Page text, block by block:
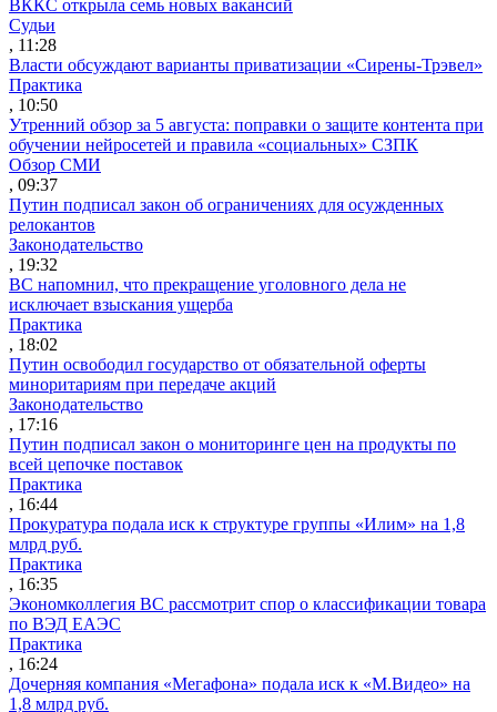
ВККС открыла семь новых вакансий
Судьи
, 11:28
Власти обсуждают варианты приватизации «Сирены-Трэвел»
Практика
, 10:50
Утренний обзор за 5 августа: поправки о защите контента при
обучении нейросетей и правила «социальных» СЗПК
Обзор СМИ
, 09:37
Путин подписал закон об ограничениях для осужденных
релокантов
Законодательство
, 19:32
ВС напомнил, что прекращение уголовного дела не
исключает взыскания ущерба
Практика
, 18:02
Путин освободил государство от обязательной оферты
миноритариям при передаче акций
Законодательство
, 17:16
Путин подписал закон о мониторинге цен на продукты по
всей цепочке поставок
Практика
, 16:44
Прокуратура подала иск к структуре группы «Илим» на 1,8
млрд руб.
Практика
, 16:35
Экономколлегия ВС рассмотрит спор о классификации товара
по ВЭД ЕАЭС
Практика
, 16:24
Дочерняя компания «Мегафона» подала иск к «М.Видео» на
1,8 млрд руб.